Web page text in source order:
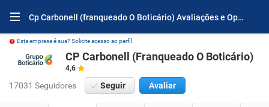
Cp Carbonell (franqueado O Boticário) Avaliações e Opiniões
Esta empresa é sua? Solicite acesso ao perfil.
CP Carbonell (Franqueado O Boticário)
4,6
17031 Seguidores Seguir Avaliar